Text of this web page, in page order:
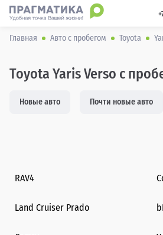
Главная Авто с пробегом Toyota
Toyota Yaris Verso с
Новые авто Почти новые авто
RAV4
Land Cruiser Prado